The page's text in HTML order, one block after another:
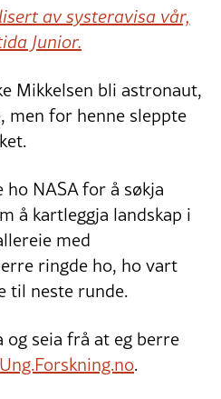
av systeravisa vår,
Junior.
Mikkelsen bli astronaut,
men for henne sleppte
ho NASA for å søkja
å kartleggja landskap i
med
ringde ho, ho vart
til neste runde.
seia frå at eg berre
.